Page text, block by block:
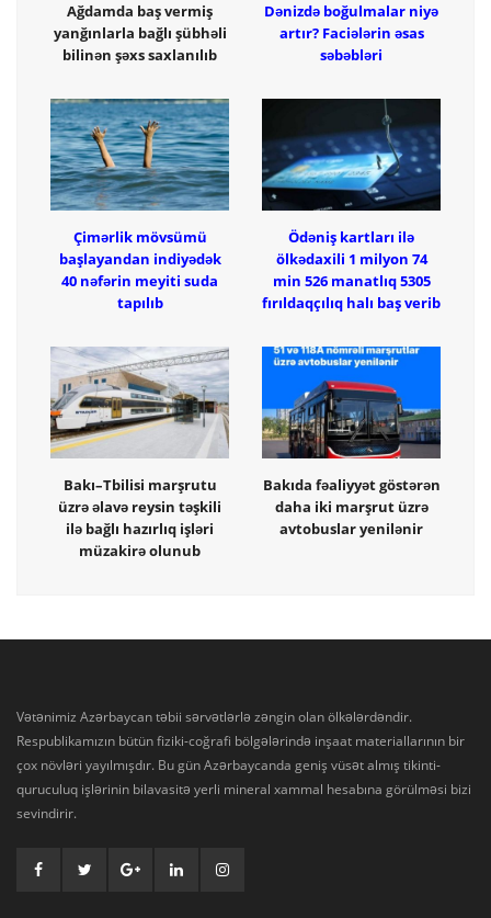
Ağdamda baş vermiş
yanğınlarla bağlı şübhəli
bilinən şəxs saxlanılıb
Dənizdə boğulmalar niyə
artır? Faciələrin əsas
səbəbləri
Çimərlik mövsümü
başlayandan indiyədək
40 nəfərin meyiti suda
tapılıb
Ödəniş kartları ilə
ölkədaxili 1 milyon 74
min 526 manatlıq 5305
fırıldaqçılıq halı baş verib
Bakı–Tbilisi marşrutu
üzrə əlavə reysin təşkili
ilə bağlı hazırlıq işləri
müzakirə olunub
Bakıda fəaliyyət göstərən
daha iki marşrut üzrə
avtobuslar yenilənir
Vətənimiz Azərbaycan təbii sərvətlərlə zəngin olan ölkələrdəndir.
Respublikamızın bütün fiziki-coğrafi bölgələrində inşaat materiallarının bir
çox növləri yayılmışdır. Bu gün Azərbaycanda geniş vüsət almış tikinti-
quruculuq işlərinin bilavasitə yerli mineral xammal hesabına görülməsi bizi
sevindirir.